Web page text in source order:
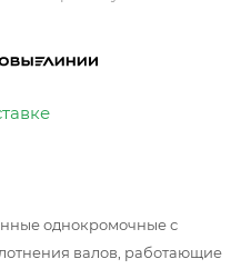
однокромочные с
валов, работающие